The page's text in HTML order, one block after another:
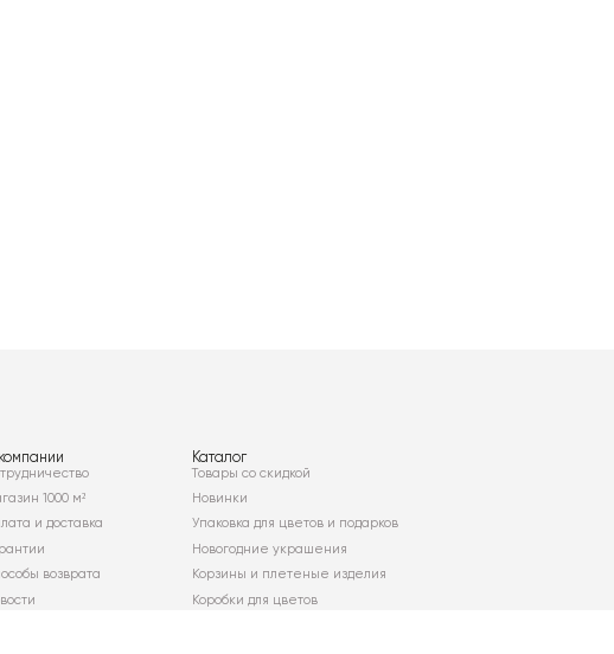
1000 м²
и доставка
возврата
Каталог
Товары со скидкой
Новинки
Упаковка для цветов и подарков
Новогодние украшения
Корзины и плетеные изделия
Коробки для цветов